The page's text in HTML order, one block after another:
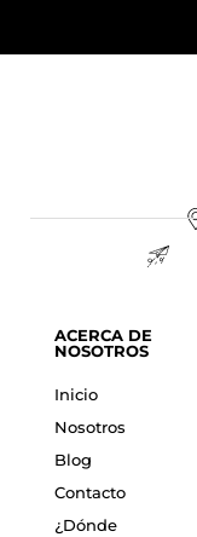
ACERCA DE
NOSOTROS
Inicio
Nosotros
Blog
Contacto
¿Dónde